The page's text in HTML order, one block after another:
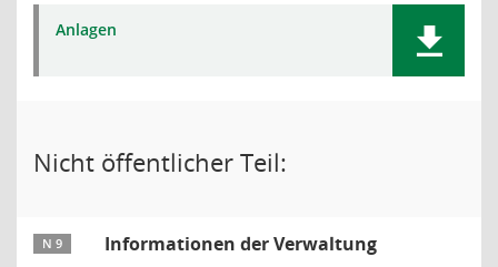
Anlagen
Nicht öffentlicher Teil:
N 9 Informationen der Verwaltung